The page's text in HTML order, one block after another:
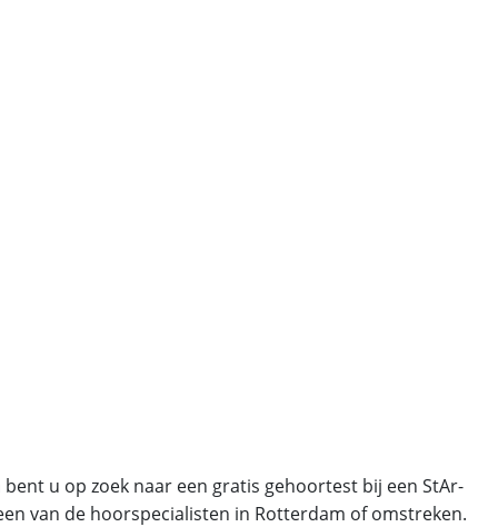
u op zoek naar een gratis gehoortest bij een StAr-
van de hoorspecialisten in Rotterdam of omstreken.